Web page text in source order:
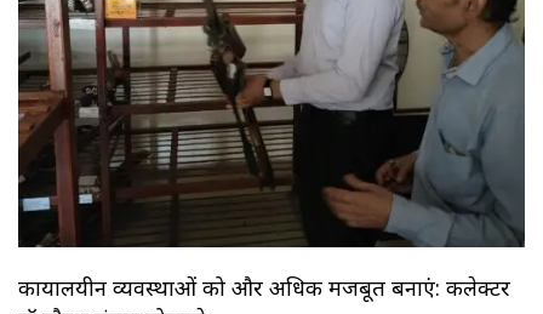
कार्यालयीन व्यवस्थाओं को और अधिक मजबूत बनाएं: कलेक्टर